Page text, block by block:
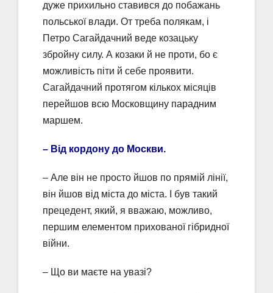
дуже прихильно ставився до побажань
польської влади. От треба полякам, і
Петро Сагайдачний веде козацьку
збройну силу. А козаки й не проти, бо є
можливість піти й себе проявити.
Сагайдачний протягом кількох місяців
перейшов всю Московщину парадним
маршем.
– Від кордону до Москви.
– Але він не просто йшов по прямій лінії,
він йшов від міста до міста. І був такий
прецедент, який, я вважаю, можливо,
першим елементом прихованої гібридної
війни.
– Що ви маєте на увазі?